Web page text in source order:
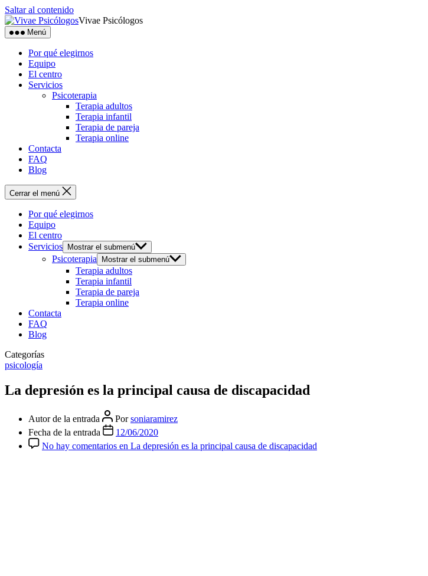
Saltar al contenido
Vivae Psicólogos
Menú
Por qué elegirnos
Equipo
El centro
Servicios
Psicoterapia
Terapia adultos
Terapia infantil
Terapia de pareja
Terapia online
Contacta
FAQ
Blog
Cerrar el menú
Por qué elegirnos
Equipo
El centro
Servicios
Mostrar el submenú
Psicoterapia Mostrar el submenú
Terapia adultos
Terapia infantil
Terapia de pareja
Terapia online
Contacta
FAQ
Blog
Categorías
psicología
La depresión es la principal causa de discapacidad
Autor de la entrada Porsoniaramirez
Fecha de la entrada
12/06/2020
No hay comentarios en La depresión es la principal causa de discapacidad